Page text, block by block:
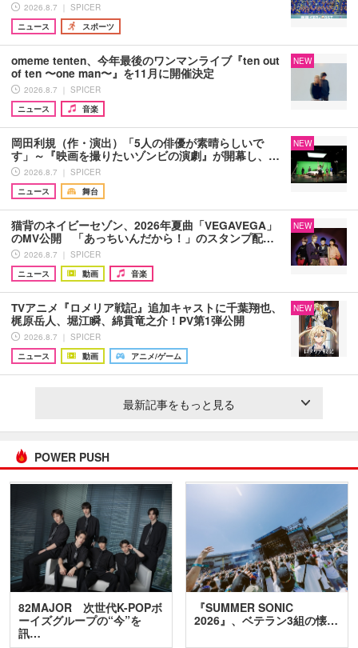
2026.8.7 ｜ SPICER
ニュース
スポーツ
omeme tenten、今年最後のワンマンライブ『ten out
of ten 〜one man〜』を11月に開催決定
2026.8.7 ｜ SPICER
ニュース
音楽
NEW
岡田利規（作・演出）「5人の俳優が素晴らしいで
す」～『映画を撮りたいゾンビの演劇』が開幕し、…
2026.8.7 ｜ SPICER
ニュース
舞台
NEW
猫背のネイビーセゾン、2026年夏曲「VEGAVEGA」
のMV公開 「あっちいんだから！」のスタンプ配…
2026.8.7 ｜ SPICER
ニュース
動画 音楽
NEW
TVアニメ『ロメリア戦記』追加キャストに千葉翔也、
梶原岳人、堀江瞬、綿貫竜之介！PV第1弾公開
2026.8.7 ｜ SPICER
ニュース
動画 アニメ/ゲーム
NEW
最新記事をもっと見る
POWER PUSH
82MAJOR 次世代K-POPボ
ーイズグループの“今”を
訊…
『SUMMER SONIC
2026』、ベテラン3組の懐…